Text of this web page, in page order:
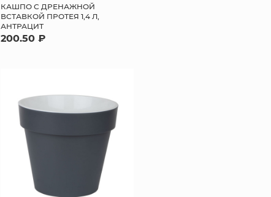
КАШПО С ДРЕНАЖНОЙ
ВСТАВКОЙ ПРОТЕЯ 1,4 Л,
АНТРАЦИТ
200.50 ₽